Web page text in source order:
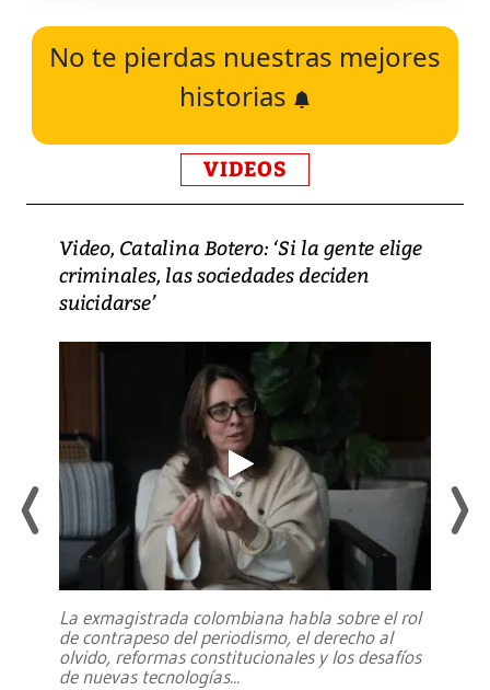
No te pierdas nuestras mejores
historias
VIDEOS
Video, Catalina Botero: ‘Si la gente elige
criminales, las sociedades deciden
suicidarse’
La exmagistrada colombiana habla sobre el rol
de contrapeso del periodismo, el derecho al
olvido, reformas constitucionales y los desafíos
de nuevas tecnologías...